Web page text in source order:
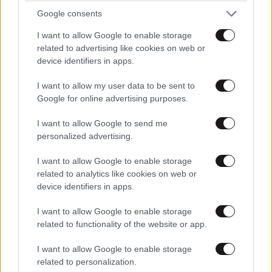
Google consents
I want to allow Google to enable storage
related to advertising like cookies on web or
device identifiers in apps.
I want to allow my user data to be sent to
Google for online advertising purposes.
I want to allow Google to send me
personalized advertising.
I want to allow Google to enable storage
related to analytics like cookies on web or
device identifiers in apps.
I want to allow Google to enable storage
related to functionality of the website or app.
I want to allow Google to enable storage
related to personalization.
ΣΧΌΛΙΑ ΑΝΑΓΝΩΣΤΏΝ
ΠΡΟΣΘΕΣΤΕ ΤΟ ΣΧΟΛΙΟ ΣΑΣ